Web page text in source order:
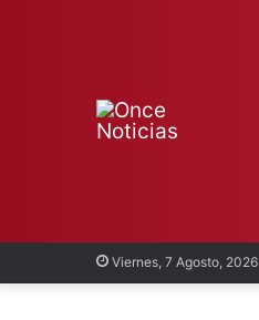
Viernes, 7 Agosto, 2026